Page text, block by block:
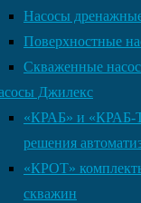
Насосы
Поверхностные
Скваженные
Джилекс
«КРАБ» и «КРАБ-
решения
«КРОТ»
скважин